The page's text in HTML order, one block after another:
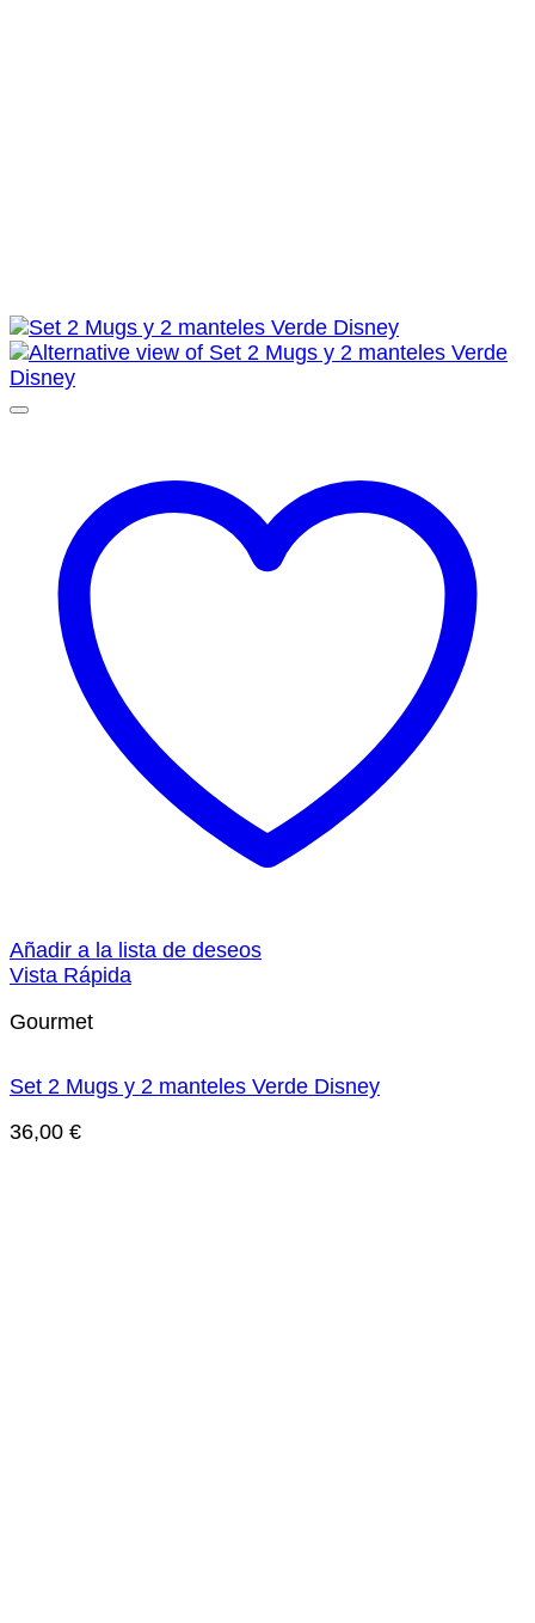
Añadir a la lista de deseos
Vista Rápida
Gourmet
Set 2 Mugs y 2 manteles Verde Disney
36,00 €